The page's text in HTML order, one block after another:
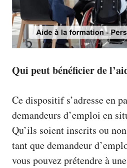
Qui peut bénéficier de
Ce dispositif s’adresse en
demandeurs d’emploi en
Qu’ils soient inscrits ou
tant que demandeur
vous pouvez prétendre à